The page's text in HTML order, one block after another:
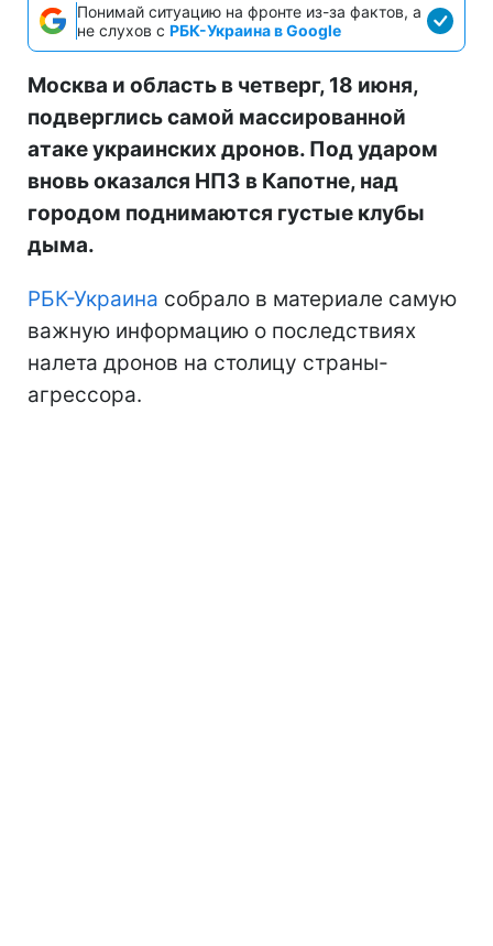
Понимай ситуацию на фронте из-за фактов, а
не слухов с РБК-Украина в Google
Москва и область в четверг, 18 июня,
подверглись самой массированной
атаке украинских дронов. Под ударом
вновь оказался НПЗ в Капотне, над
городом поднимаются густые клубы
дыма.
РБК-Украина собрало в материале самую
важную информацию о последствиях
налета дронов на столицу страны-
агрессора.